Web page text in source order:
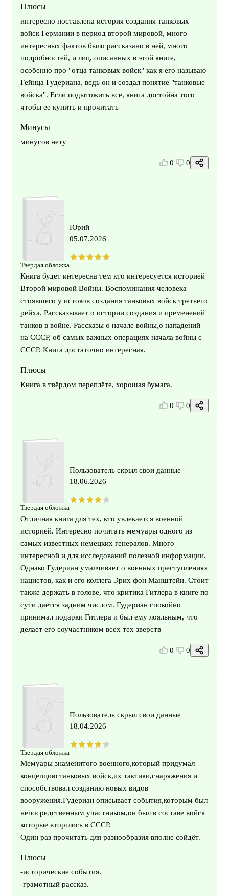
Плюсы
интересно поставлена история создания танковых
войск Германии в период второй мировой, много
интересных фактов было рассказано в ней, много
подробностей, и лиц, описанных в этой книге,
особенно про "отца танковых войск" как я его называю
Гейнца Гудериана, ведь он и создал понятие "танковые
войска". Если подытожить все, книга достойна того
чтобы ее купить и прочитать
Минусы
минусов нету
0 0
Твердая обложка
Юрий
05.07.2026
Книга будет интересна тем кто интересуется историей
Второй мировой Войны. Воспоминания человека
стоявшего у истоков создания танковых войск третьего
рейха. Рассказывает о истории создания и пременений
танков в войне. Рассказы о начале войны,о нападений
на СССР, об самых важных операциях начала войны с
СССР. Книга достаточно интересная.
Плюсы
Книга в твёрдом переплёте, хорошая бумага.
0 0
Твердая обложка
Пользователь скрыл свои данные
18.06.2026
Отличная книга для тех, кто увлекается военной
историей. Интересно почитать мемуары одного из
самых известных немецких генералов. Много
интересной и для исследований полезной информации.
Однако Гудериан умалчивает о военных преступлениях
нацистов, как и его коллега Эрих фон Манштейн. Стоит
также держать в голове, что критика Гитлера в книге по
сути даётся задним числом. Гудериан спокойно
принимал подарки Гитлера и был ему лояльным, что
делает его соучастником всех тех зверств
0 0
Твердая обложка
Пользователь скрыл свои данные
18.04.2026
Мемуары знаменитого военного,который придумал
концепцию танковых войск,их тактики,снаряжения и
способствовал созданию новых видов
вооружения.Гудериан описывает события,которым был
непосредственным участником,он был в составе войск
которые вторглись в СССР.
Один раз прочитать для разнообразия вполне сойдёт.
Плюсы
-исторические события.
-грамотный рассказ.